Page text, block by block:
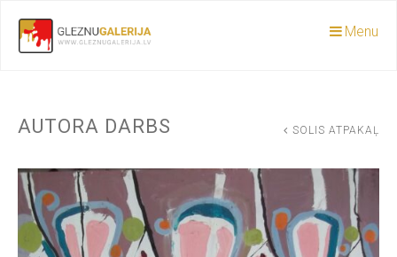
Menu
AUTORA DARBS SOLIS ATPAKAĻ